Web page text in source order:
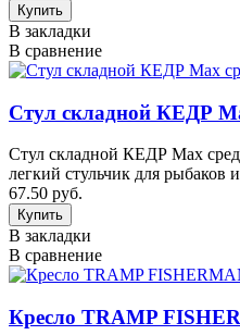
В закладки
В сравнение
Стул складной КЕДР
Стул складной КЕДР Max
легкий стульчик для рыбаков
67.50 руб.
В закладки
В сравнение
Кресло TRAMP